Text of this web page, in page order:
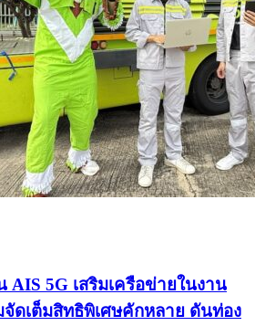
5G เสริมเครือข่ายในงาน
ดเต็มสิทธิพิเศษคักหลาย ดันท่อง